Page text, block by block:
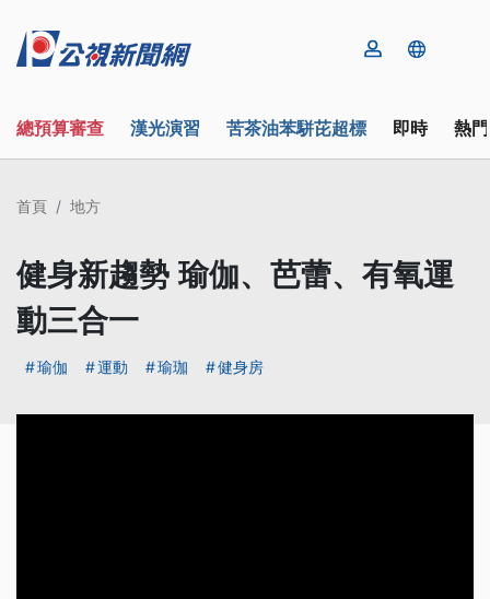
總預算審查 漢光演習 苦茶油苯駢芘超標 即時 熱
首頁 地方
健身新趨勢 瑜伽、芭蕾、有氧運
動三合一
瑜伽 運動 瑜珈 健身房